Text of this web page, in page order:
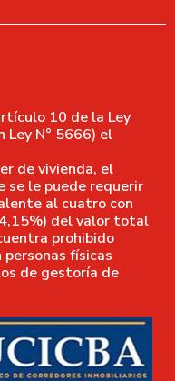
10 de la Ley
N° 5666) el
de vivienda, el
se le puede requerir
al cuatro con
del valor total
prohibido
físicas
de gestoría de